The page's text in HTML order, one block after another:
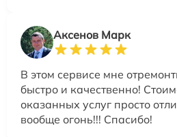
Аксенов Марк
В этом сервисе мне
быстро и качественно!
оказанных услуг просто
вообще огонь!!! Спасибо!